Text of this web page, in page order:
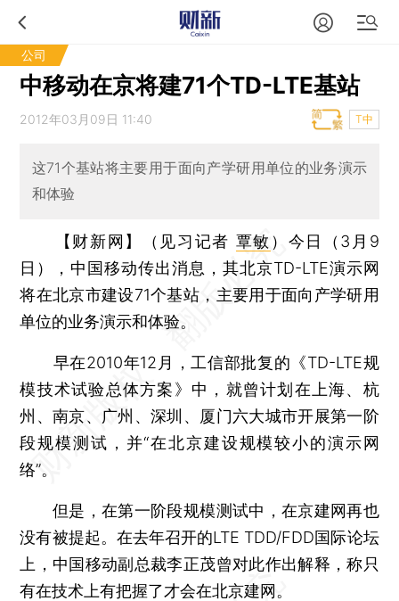
公司
中移动在京将建71个TD-LTE基站
2012年03月09日 11:40 T中
这71个基站将主要用于面向产学研用单位的业务演示
和体验
【财新网】（见习记者 覃敏 ） 今日（3月9
日），中国移动传出消息，其北京TD-LTE演示网
将在北京市建设71个基站，主要用于面向产学研用
单位的业务演示和体验。
早在2010年12月，工信部批复的《TD-LTE规
模技术试验总体方案》中，就曾计划在上海、杭
州、南京、广州、深圳、厦门六大城市开展第一阶
段规模测试，并“在北京建设规模较小的演示网
络”。
但是，在第一阶段规模测试中，在京建网再也
没有被提起。在去年召开的LTE TDD/FDD国际论坛
上，中国移动副总裁李正茂曾对此作出解释，称只
有在技术上有把握了才会在北京建网。